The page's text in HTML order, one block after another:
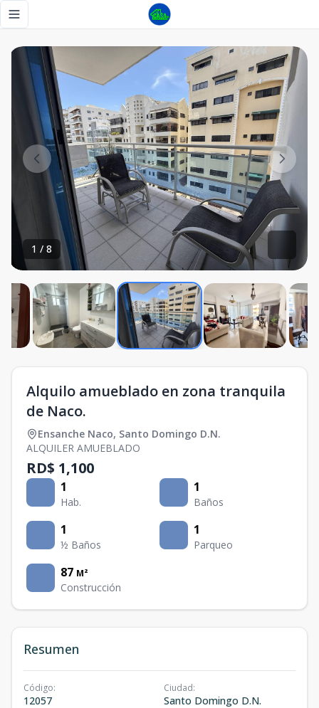
Toggle navigation menu
1 / 8
Alquilo amueblado en zona tranquila
de Naco.
Ensanche Naco, Santo Domingo D.N.
ALQUILER AMUEBLADO
RD$ 1,100
1
Hab.
1
Baños
1
½ Baños
1
Parqueo
87 M²
Construcción
Resumen
Código:
12057
Ciudad:
Santo Domingo D.N.
Alquilo amueblado en zona tranquila de Naco. - Tu Casa RD